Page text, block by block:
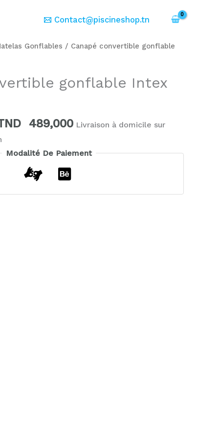
Contact@piscineshop.tn
Gonflables / Canapé convertible gonflable
gonflable Intex
:
489,000
Le
est :
Livraison à domicile sur
Modalité De Paiement